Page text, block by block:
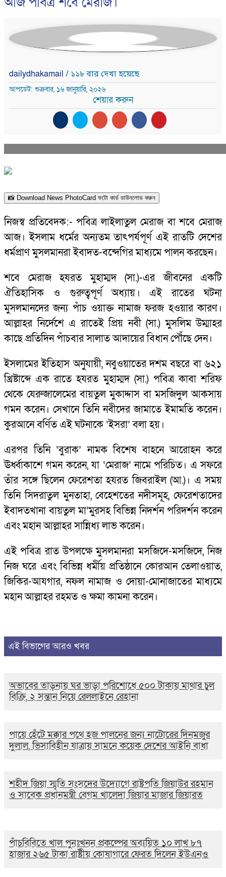
dailydhakamail / ১১৮ বার দেখা হয়েছে
আপডেট: শুক্রবার, ১৬ জানুয়ারি, ২০২৬
শেয়ার করুন
📸 Download News PhotoCard ফটো কার্ড ডাউনলোড করুন
নিজস্ব প্রতিবেদক:- পবিত্র লাইলাতুল মেরাজ বা শবে মেরাজ
আজ। ইসলাম ধর্মের অন্যতম তাৎপর্যপূর্ণ এই রাতটি দেশের
ধর্মপ্রাণ মুসলমানরা ইবাদত-বন্দেগির মাধ্যমে পালন করছেন।
শবে মেরাজ হযরত মুহাম্মদ (সা.)-এর জীবনের একটি
ঐতিহাসিক ও গুরুত্বপূর্ণ অধ্যায়। এই রাতের ঘটনা
মুসলমানদের জন্য পাঁচ ওয়াক্ত নামাজ ফরজ হওয়ার কারণ।
আল্লাহর নির্দেশে এ রাতেই প্রিয় নবী (সা.) মুসলিম উম্মাহর
কাছে প্রতিদিন পাঁচবার সালাত আদায়ের বিধান পৌঁছে দেন।
ইসলামের ইতিহাস অনুযায়ী, নবুওয়াতের দশম বছরে বা ৬২১
খ্রিষ্টাব্দে এক রাতে হযরত মুহাম্মদ (সা.) পবিত্র কাবা শরিফ
থেকে যেরুজালেমের বায়তুল মুকাদ্দাস বা মসজিদুল আকসায়
গমন করেন। সেখানে তিনি নবীদের জামাতে ইমামতি করেন।
কুরআনে বর্ণিত এই ঘটনাকে ‘ইসরা’ বলা হয়।
এরপর তিনি ‘বুরাক’ নামক বিশেষ বাহনে আরোহন করে
ঊর্ধ্বাকাশে গমন করেন, যা ‘মেরাজ’ নামে পরিচিত। এ সফরে
তাঁর সঙ্গে ছিলেন ফেরেশতা হযরত জিবরাইল (আ.)। এ সময়
তিনি সিদরাতুল মুনতাহা, বেহেশতের নদীসমূহ, ফেরেশতাদের
ইবাদতখানা বায়তুল মা’মুরসহ বিভিন্ন নিদর্শন পরিদর্শন করেন
এবং মহান আল্লাহর সান্নিধ্য লাভ করেন।
এই পবিত্র রাত উপলক্ষে মুসলমানরা মসজিদে-মসজিদে, নিজ
নিজ ঘরে এবং বিভিন্ন ধর্মীয় প্রতিষ্ঠানে কোরআন তেলাওয়াত,
জিকির-আযগার, নফল নামাজ ও দোয়া-মোনাজাতের মাধ্যমে
মহান আল্লাহর রহমত ও ক্ষমা কামনা করেন।
এই বিভাগের আরও খবর
অভাবের তাড়নায় ঘর ভাড়া পরিশোধে ৫০০ টাকায় মাথার চুল
বিক্রি, ২ সন্তান নিয়ে রেললাইনে রেহানা
পায়ে হেঁটে মক্কার পথে হজ পালনের জন্য নাটোরের দিনমজুর
দুলাল, ভিসাবিহীন যাত্রায় সামনে কয়েক দেশের আইনি বাধা
শহীদ জিয়া স্মৃতি সংসদের উদ্যোগে রাষ্ট্রপতি জিয়াউর রহমান
ও সাবেক প্রধানমন্ত্রী বেগম খালেদা জিয়ার মাজার জিয়ারত
পাঁচবিবিতে খাল পুনঃখনন প্রকল্পের অব্যয়িত ১০ লাখ ৮৭
হাজার ২৬৫ টাকা রাষ্ট্রীয় কোষাগারে ফেরত দিলেন ইউএনও